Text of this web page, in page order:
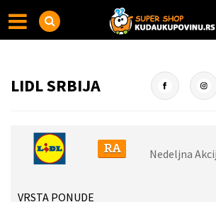
LIDL SRBIJA
Nedeljna
VRSTA PONUDE